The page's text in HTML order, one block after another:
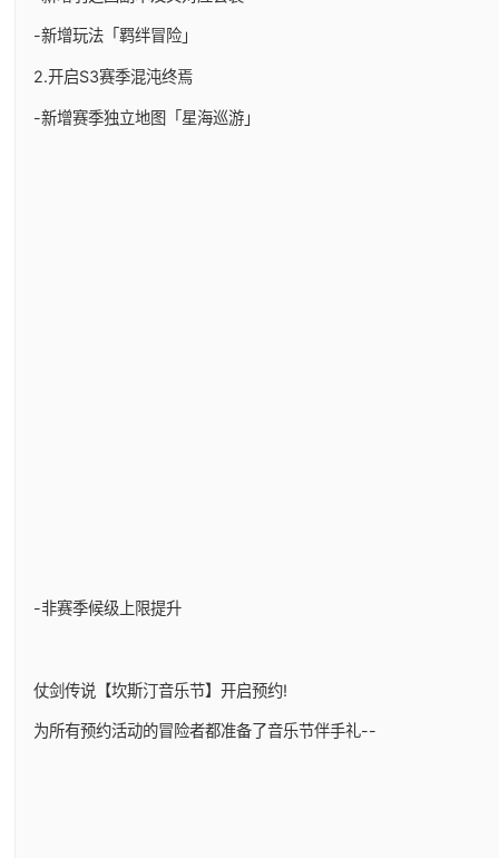
-新增玩法「羁绊冒险」
2.开启S3赛季混沌终焉
-新增赛季独立地图「星海巡游」
-非赛季候级上限提升
仗剑传说【坎斯汀音乐节】开启预约!
为所有预约活动的冒险者都准备了音乐节伴手礼--